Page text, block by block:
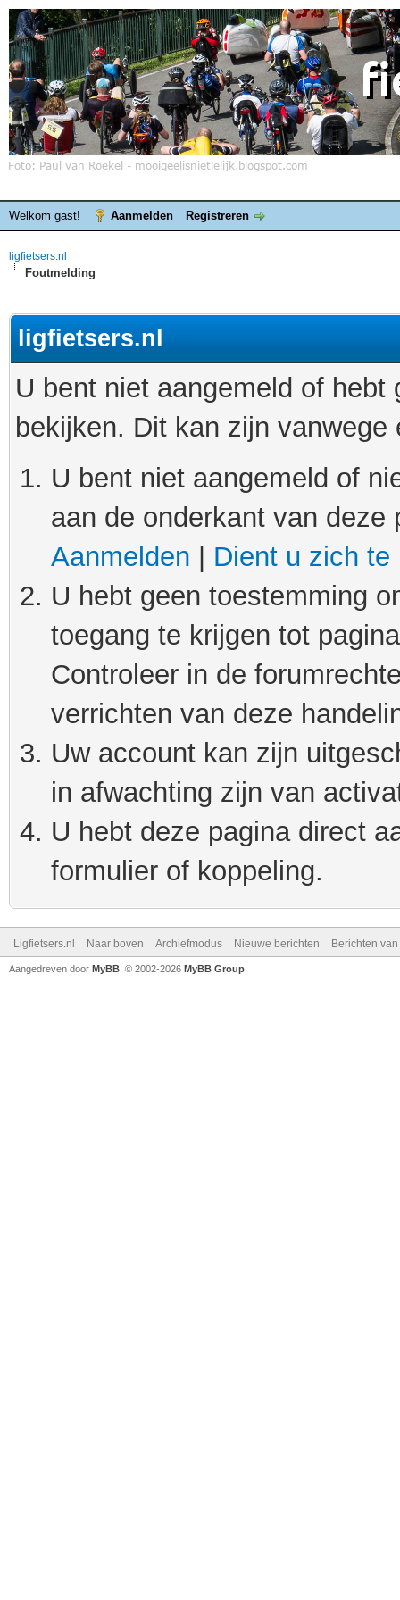
Welkom gast! Aanmelden Registreren
ligfietsers.nl
Foutmelding
ligfietsers.nl
U bent niet aangemeld of
bekijken. Dit kan zijn
U bent niet aangemeld of
aan de onderkant van
Aanmelden
Dient u zich te
U hebt geen toestemming
toegang te krijgen tot
Controleer in de
verrichten van deze
Uw account kan zijn
in afwachting zijn van
U hebt deze pagina direct
formulier of koppeling.
Ligfietsers.nl Naar boven Archiefmodus Nieuwe berichten Berichten
Aangedreven door MyBB , © 2002-2026 MyBB Group